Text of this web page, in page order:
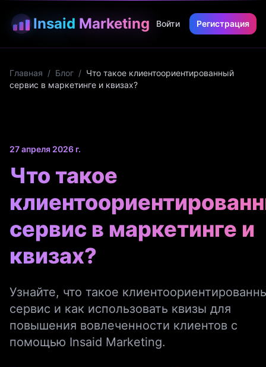
Insaid Marketing Войти Регистрация
Главная / Блог / Что такое клиентоориентированный
сервис в маркетинге и квизах?
27 апреля 2026 г.
Что такое
сервис в маркетинге и
квизах?
Узнайте, что такое
сервис и как использовать квизы для
повышения вовлеченности клиентов с
помощью Insaid Marketing.